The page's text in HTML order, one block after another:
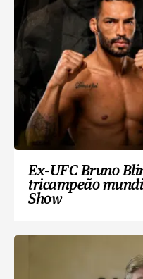
Ex-UFC Bruno
tricampeão
Show